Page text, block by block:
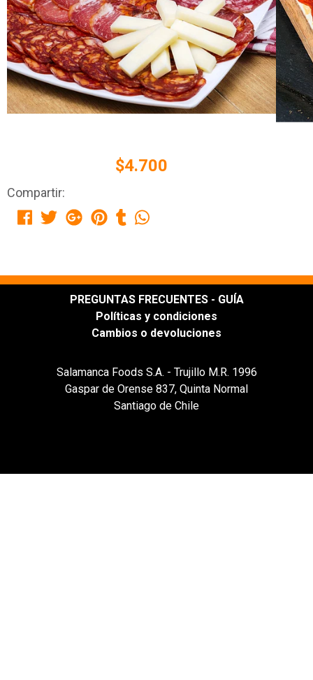
$4.700
Compartir:
PREGUNTAS FRECUENTES - GUÍA
Políticas y condiciones
Cambios o devoluciones
Salamanca Foods S.A. - Trujillo M.R. 1996
Gaspar de Orense 837, Quinta Normal
Santiago de Chile